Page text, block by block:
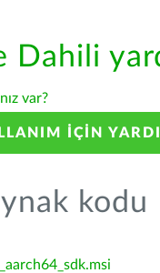
Dahili
var?
IÇIN
kodu